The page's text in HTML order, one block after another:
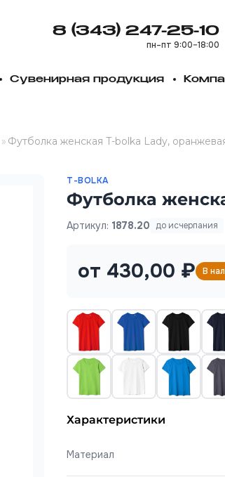
8 (343) 247-25-10
пн–пт 9:00–18:00
Сувенирная продукция
» Футболка женская T-bolka Lady,
T-BOLKA
Футболка
Артикул: 1878.20 до исчерпания
от 430,00 ₽ В
Характеристики
Материал